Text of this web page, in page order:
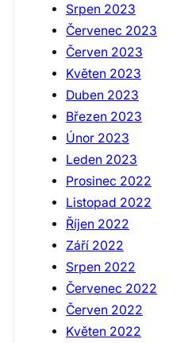
Srpen 2023
Červenec 2023
Červen 2023
Květen 2023
Duben 2023
Březen 2023
Únor 2023
Leden 2023
Prosinec 2022
Listopad 2022
Říjen 2022
Září 2022
Srpen 2022
Červenec 2022
Červen 2022
Květen 2022